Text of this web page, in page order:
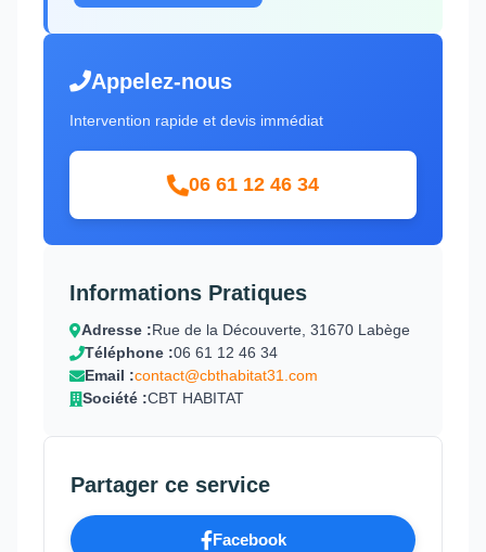
Appelez-nous
Intervention rapide et devis immédiat
06 61 12 46 34
Informations Pratiques
Adresse :Rue de la Découverte, 31670 Labège
Téléphone :06 61 12 46 34
Email :contact@cbthabitat31.com
Société :CBT HABITAT
Partager ce service
Facebook